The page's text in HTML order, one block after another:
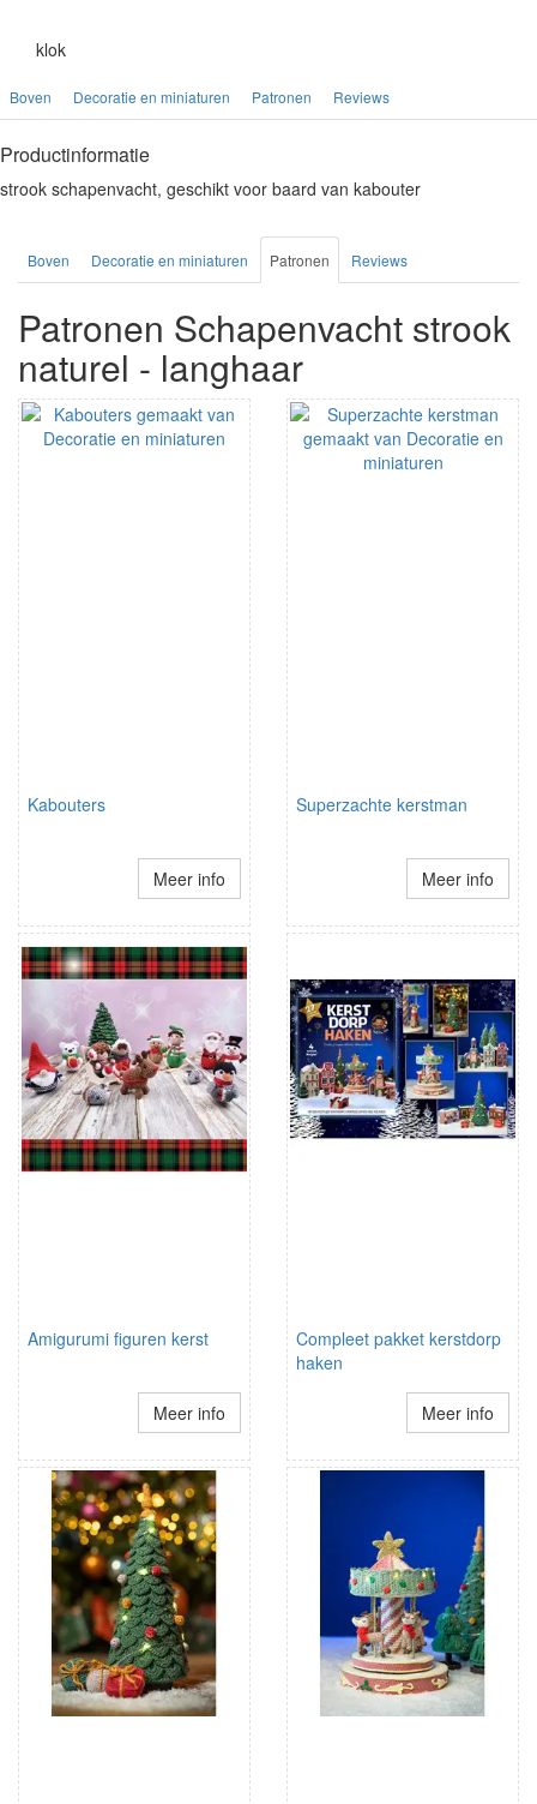
klok
Boven Decoratie en miniaturen Patronen Reviews
Productinformatie
strook schapenvacht, geschikt voor baard van kabouter
Boven Decoratie en miniaturen Patronen Reviews
Patronen Schapenvacht strook
naturel - langhaar
Kabouters
Meer info
Superzachte kerstman
Meer info
Amigurumi figuren kerst
Meer info
Compleet pakket kerstdorp
haken
Meer info